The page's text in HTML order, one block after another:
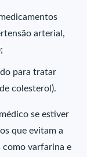
arterial,
para tratar
colesterol).
se estiver
que evitam a
como varfarina e